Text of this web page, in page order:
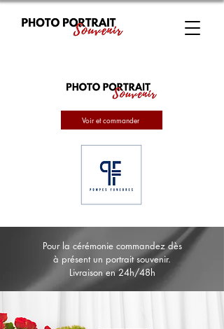
Voir et commander
Pour la cérémonie commandez dès
à présent un portrait souvenir.
Livraison en 24h/48h